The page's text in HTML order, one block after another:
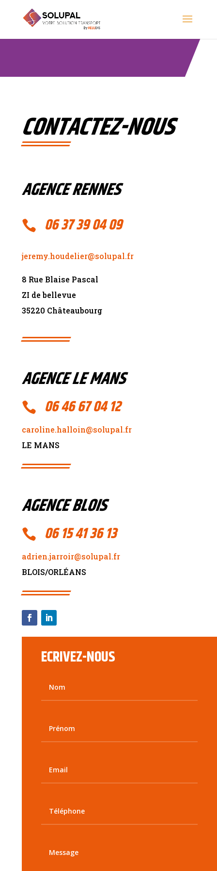
CONTACTEZ-NOUS
AGENCE RENNES
 06 37 39 04 09
jeremy.houdelier@solupal.fr
8 Rue Blaise Pascal
ZI de bellevue
35220 Châteaubourg
AGENCE LE MANS
 06 46 67 04 12
caroline.halloin@solupal.fr
LE MANS
AGENCE BLOIS
 06 15 41 36 13
adrien.jarroir@solupal.fr
BLOIS/ORLÉANS
ECRIVEZ-NOUS